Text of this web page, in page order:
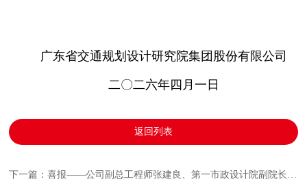
广东省交通规划设计研究院集团股份有限公司
二〇二六年四月一日
返回列表
下一篇：喜报——公司副总工程师张建良、第一市政设计院副院长李钊分别荣获广东省市政行业协会2025年度 “优秀总工程师”、“优秀技术工作者”荣誉称号